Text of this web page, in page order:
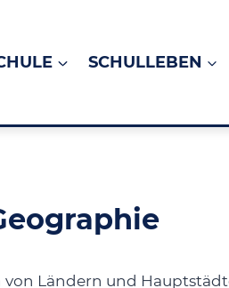
SCHULLEBEN
Ländern und